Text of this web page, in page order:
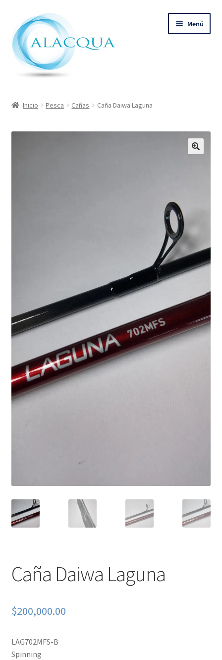
la
navegación
al
contenido
Menú
Inicio Pesca Cañas Caña Daiwa Laguna
Caña Daiwa Laguna
$200,000.00
LAG702MFS-B
Spinning